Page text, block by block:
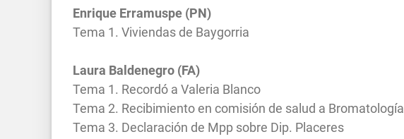
Enrique Erramuspe (PN)
Tema 1. Viviendas de Baygorria
Laura Baldenegro (FA)
Tema 1. Recordó a Valeria Blanco
Tema 2. Recibimiento en comisión de salud a Bromatología
Tema 3. Declaración de Mpp sobre Dip. Placeres